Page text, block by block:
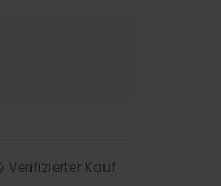
Verifizierter Kauf